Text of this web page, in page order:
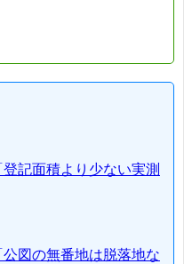
記面積より少ない実測
図の無番地は脱落地な